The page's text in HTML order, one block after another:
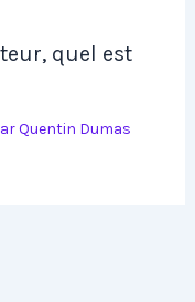
quel est
Quentin Dumas